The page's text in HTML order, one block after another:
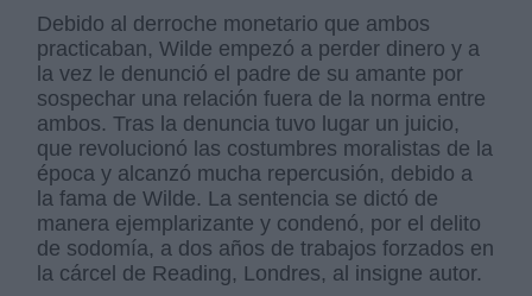
Debido al derroche monetario que ambos
practicaban, Wilde empezó a perder dinero y a
la vez le denunció el padre de su amante por
sospechar una relación fuera de la norma entre
ambos. Tras la denuncia tuvo lugar un juicio,
que revolucionó las costumbres moralistas de la
época y alcanzó mucha repercusión, debido a
la fama de Wilde. La sentencia se dictó de
manera ejemplarizante y condenó, por el delito
de sodomía, a dos años de trabajos forzados en
la cárcel de Reading, Londres, al insigne autor.